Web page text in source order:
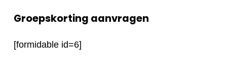
Groepskorting aanvragen
[formidable id=6]